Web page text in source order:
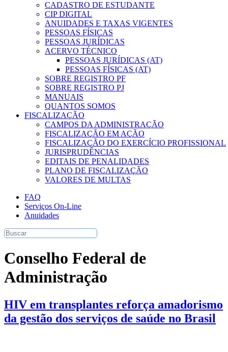
CADASTRO DE ESTUDANTE
CIP DIGITAL
ANUIDADES E TAXAS VIGENTES
PESSOAS FÍSICAS
PESSOAS JURÍDICAS
ACERVO TÉCNICO
PESSOAS JURÍDICAS (AT)
PESSOAS FÍSICAS (AT)
SOBRE REGISTRO PF
SOBRE REGISTRO PJ
MANUAIS
QUANTOS SOMOS
FISCALIZAÇÃO
CAMPOS DA ADMINISTRAÇÃO
FISCALIZAÇÃO EM AÇÃO
FISCALIZAÇÃO DO EXERCÍCIO PROFISSIONAL
JURISPRUDÊNCIAS
EDITAIS DE PENALIDADES
PLANO DE FISCALIZAÇÃO
VALORES DE MULTAS
FAQ
Serviços On-Line
Anuidades
Conselho Federal de
Administração
HIV em transplantes reforça amadorismo
da gestão dos serviços de saúde no Brasil